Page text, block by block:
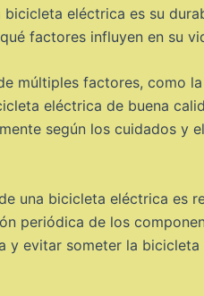
eléctrica es su
factores influyen en su
múltiples factores, como
eléctrica de buena
según los cuidados y
una bicicleta eléctrica es
periódica de los
evitar someter la